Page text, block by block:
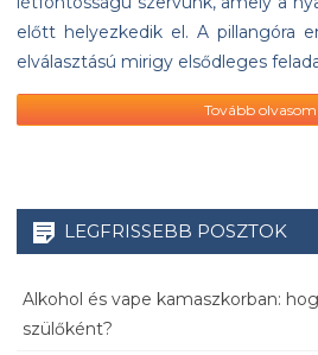
előtt helyezkedik el. A pillangóra
elválasztású mirigy elsődleges
Tovább olvasom
LEGFRISSEBB POSZTOK
Alkohol és vape kamaszkorban:
szülőként?